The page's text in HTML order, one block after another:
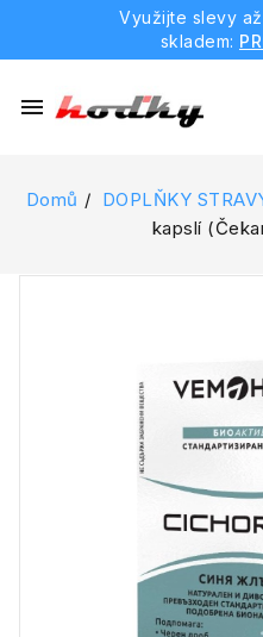
Využijte slevy
skladem:
menu
Domů DOPLŇKY
kapslí